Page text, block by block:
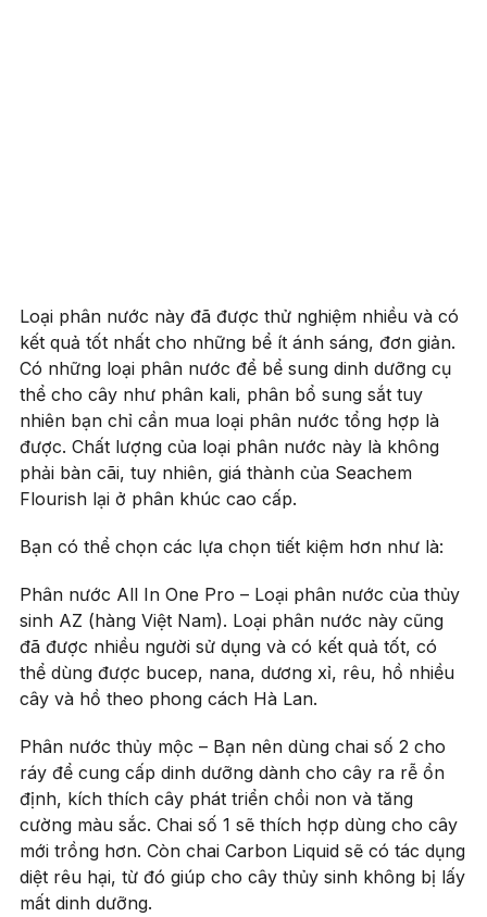
Loại phân nước này đã được thử nghiệm nhiều và có
kết quả tốt nhất cho những bể ít ánh sáng, đơn giản.
Có những loại phân nước để bể sung dinh dưỡng cụ
thể cho cây như phân kali, phân bổ sung sắt tuy
nhiên bạn chỉ cần mua loại phân nước tổng hợp là
được. Chất lượng của loại phân nước này là không
phải bàn cãi, tuy nhiên, giá thành của Seachem
Flourish lại ở phân khúc cao cấp.
Bạn có thể chọn các lựa chọn tiết kiệm hơn như là:
Phân nước All In One Pro – Loại phân nước của thủy
sinh AZ (hàng Việt Nam). Loại phân nước này cũng
đã được nhiều người sử dụng và có kết quả tốt, có
thể dùng được bucep, nana, dương xỉ, rêu, hồ nhiều
cây và hồ theo phong cách Hà Lan.
Phân nước thủy mộc – Bạn nên dùng chai số 2 cho
ráy để cung cấp dinh dưỡng dành cho cây ra rễ ổn
định, kích thích cây phát triển chồi non và tăng
cường màu sắc. Chai số 1 sẽ thích hợp dùng cho cây
mới trồng hơn. Còn chai Carbon Liquid sẽ có tác dụng
diệt rêu hại, từ đó giúp cho cây thủy sinh không bị lấy
mất dinh dưỡng.